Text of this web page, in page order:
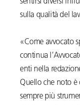
sulla qualità del
«Come avvocato
continua
enti nella
Quello che noto è
sempre più